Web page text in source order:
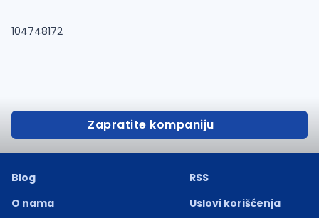
104748172
Zapratite kompaniju
Blog
O nama
RSS
Uslovi korišćenja